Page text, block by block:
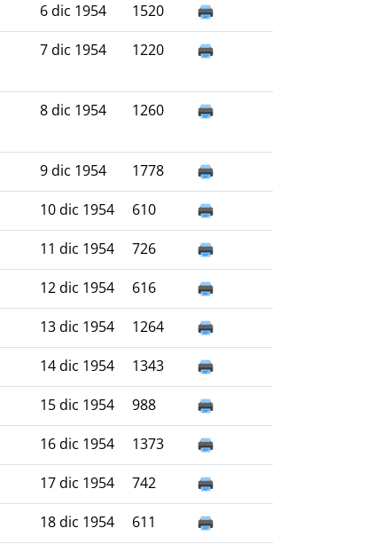
6 dic 1954
1520
7 dic 1954 1220
8 dic 1954 1260
9 dic 1954
1778
10 dic 1954
610
11 dic 1954
726
12 dic 1954
616
13 dic 1954
1264
14 dic 1954
1343
15 dic 1954
988
16 dic 1954
1373
17 dic 1954
742
18 dic 1954
611